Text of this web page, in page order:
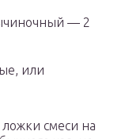
— 2
или
смеси на